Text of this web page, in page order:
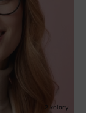
2 kolory